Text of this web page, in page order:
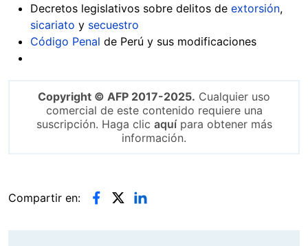
Decretos legislativos sobre delitos de extorsión,
sicariato y secuestro
Código Penal de Perú y sus modificaciones
Copyright © AFP 2017-2025. Cualquier uso
comercial de este contenido requiere una
suscripción. Haga clic aquípara obtener más
información.
Compartir en: